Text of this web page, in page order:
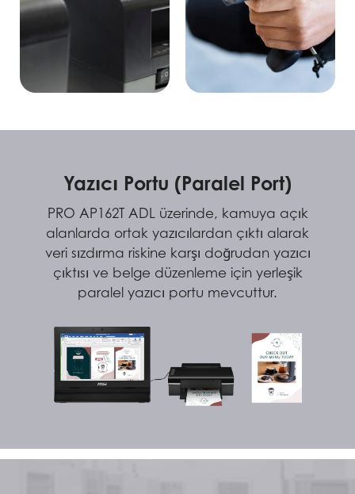
Yazıcı Portu (Paralel Port)
PRO AP162T ADL üzerinde, kamuya açık
alanlarda ortak yazıcılardan çıktı alarak
veri sızdırma riskine karşı doğrudan yazıcı
çıktısı ve belge düzenleme için yerleşik
paralel yazıcı portu mevcuttur.